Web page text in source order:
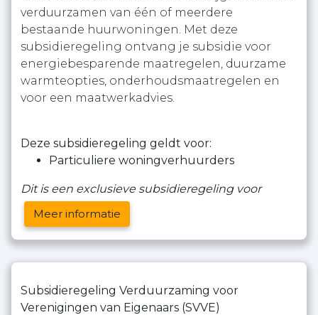
verduurzamen van één of meerdere
bestaande huurwoningen. Met deze
subsidieregeling ontvang je subsidie voor
energiebesparende maatregelen, duurzame
warmteopties, onderhoudsmaatregelen en
voor een maatwerkadvies.
Deze subsidieregeling geldt voor:
Particuliere woningverhuurders
Dit is een exclusieve subsidieregeling voor
Meer informatie
Subsidieregeling Verduurzaming voor
Verenigingen van Eigenaars (SVVE)